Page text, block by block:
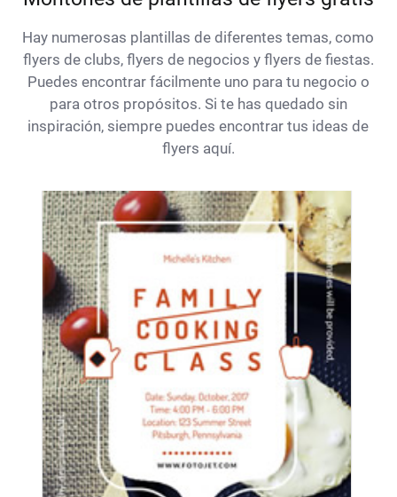
Hay numerosas plantillas de diferentes temas, como
flyers de clubs, flyers de negocios y flyers de fiestas.
Puedes encontrar fácilmente uno para tu negocio o
para otros propósitos. Si te has quedado sin
inspiración, siempre puedes encontrar tus ideas de
flyers aquí.